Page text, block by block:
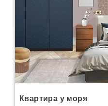
Квартира у моря